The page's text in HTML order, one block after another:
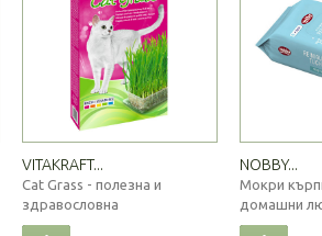
VITAKRAFT...
Cat Grass - полезна и
здравословна
NOBBY...
Мокри
домашни